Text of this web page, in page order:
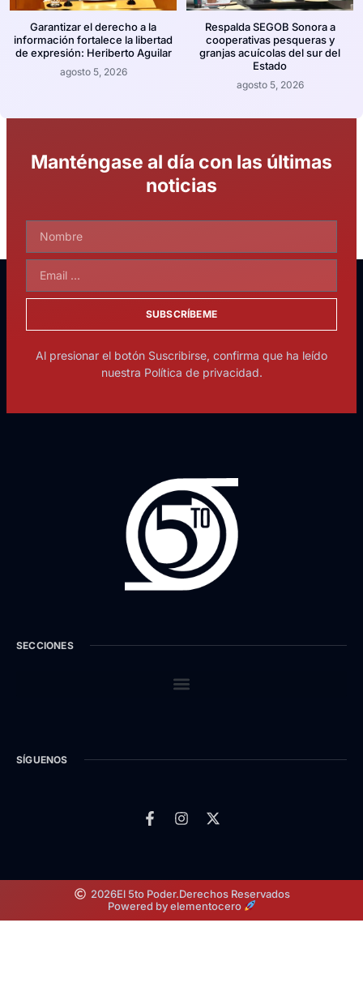
Garantizar el derecho a la
información fortalece la libertad
de expresión: Heriberto Aguilar
agosto 5, 2026
Respalda SEGOB Sonora a
cooperativas pesqueras y
granjas acuícolas del sur del
Estado
agosto 5, 2026
Manténgase al día con las últimas
noticias
SUBSCRÍBEME
Al presionar el botón Suscribirse, confirma que ha leído
nuestra Política de privacidad.
SECCIONES
SÍGUENOS
2026El 5to Poder.Derechos Reservados
Powered by elementocero